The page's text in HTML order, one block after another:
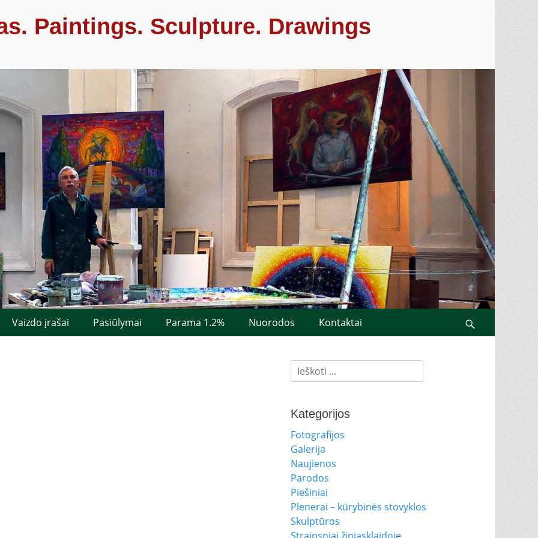
Paintings. Sculpture. Drawings
Vaizdo įrašai Pasiūlymai Parama 1.2% Nuorodos Kontaktai
Ieškoti:
Kategorijos
Fotografijos
Galerija
Naujienos
Parodos
Piešiniai
Plenerai – kūrybinės stovyklos
Skulptūros